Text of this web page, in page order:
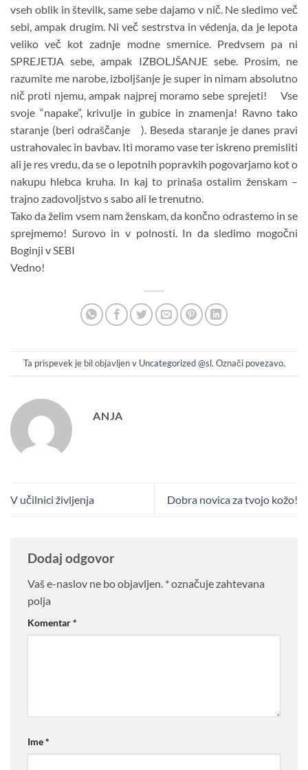
vseh oblik in številk, same sebe dajamo v nič. Ne sledimo več
sebi, ampak drugim. Ni več sestrstva in védenja, da je lepota
veliko več kot zadnje modne smernice. Predvsem pa ni
SPREJETJA sebe, ampak IZBOLJŠANJE sebe. Prosim, ne
razumite me narobe, izboljšanje je super in nimam absolutno
nič proti njemu, ampak najprej moramo sebe sprejeti!
Vse
svoje “napake”, krivulje in gubice in znamenja! Ravno tako
staranje (beri odraščanje
). Beseda staranje je danes pravi
ustrahovalec in bavbav. Iti moramo vase ter iskreno premisliti
ali je res vredu, da se o lepotnih popravkih pogovarjamo kot o
nakupu hlebca kruha. In kaj to prinaša ostalim ženskam –
trajno zadovoljstvo s sabo ali le trenutno.
Tako da želim vsem nam ženskam, da končno odrastemo in se
sprejmemo! Surovo in v polnosti. In da sledimo mogočni
Boginji v SEBI
Vedno!
Ta prispevek je bil objavljen v Uncategorized @sl. Označi povezavo.
ANJA
V učilnici življenja Dobra novica za tvojo kožo!
Dodaj odgovor
Vaš e-naslov ne bo objavljen. *označuje zahtevana
polja
Komentar*
Ime*